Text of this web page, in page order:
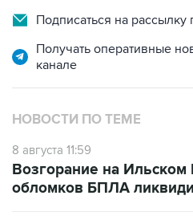
Подписаться на рассылку
Получать оперативные
канале
НОВОСТИ ПО ТЕМЕ
8 августа 11:59
Возгорание на
обломков БПЛА